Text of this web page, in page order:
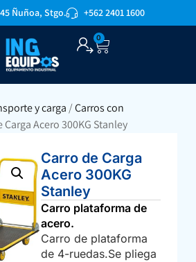
Ñuñoa, Stgo. +562 2401 1600
0
y carga/Carros con
Carga Acero 300KG Stanley
Carro de Carga
Acero 300KG
Stanley
Carro plataforma de
acero.
Carro de plataforma
de 4-ruedas.Se pliega